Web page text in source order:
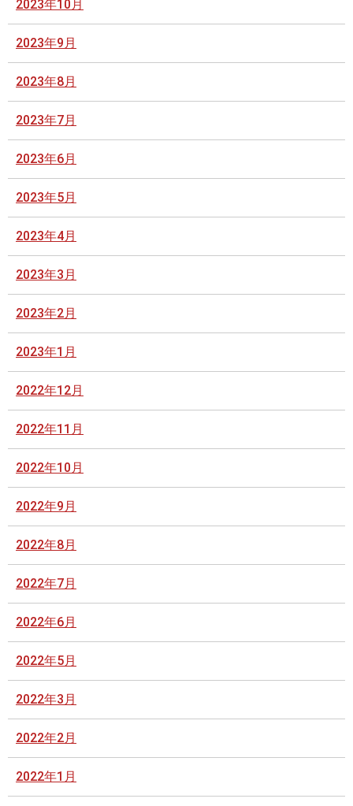
2023年10月
2023年9月
2023年8月
2023年7月
2023年6月
2023年5月
2023年4月
2023年3月
2023年2月
2023年1月
2022年12月
2022年11月
2022年10月
2022年9月
2022年8月
2022年7月
2022年6月
2022年5月
2022年3月
2022年2月
2022年1月